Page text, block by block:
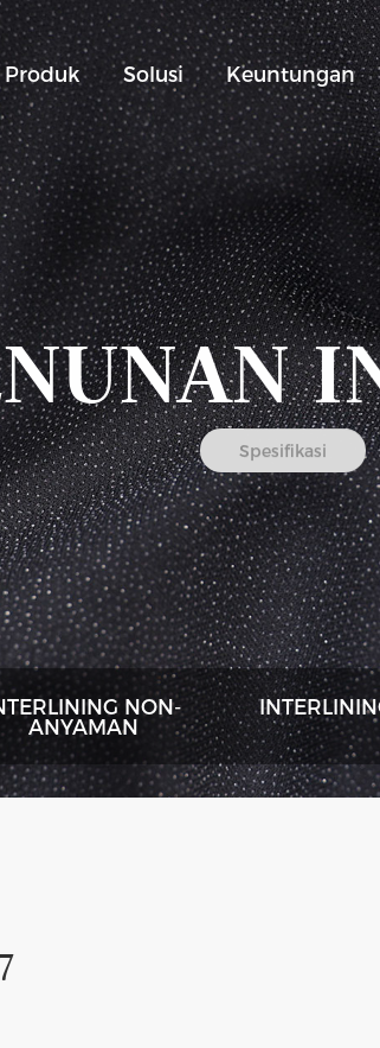
Produk Solusi Keuntungan
Spesifikasi
NON-
ANYAMAN